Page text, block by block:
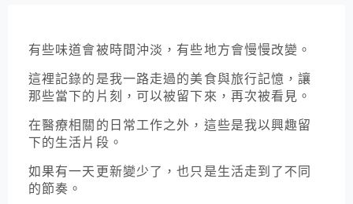
有些味道會被時間沖淡，有些地方會慢慢改變。
這裡記錄的是我一路走過的美食與旅行記憶，讓
那些當下的片刻，可以被留下來，再次被看見。
在醫療相關的日常工作之外，這些是我以興趣留
下的生活片段。
如果有一天更新變少了，也只是生活走到了不同
的節奏。